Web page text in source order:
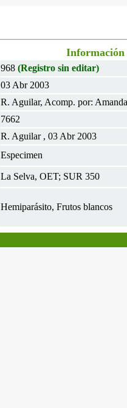
Información
968 (Registro sin editar)
03 Abr 2003
R. Aguilar, Acomp. por: Amanda
7662
R. Aguilar , 03 Abr 2003
Especimen
La Selva, OET; SUR 350
Hemiparásito, Frutos blancos